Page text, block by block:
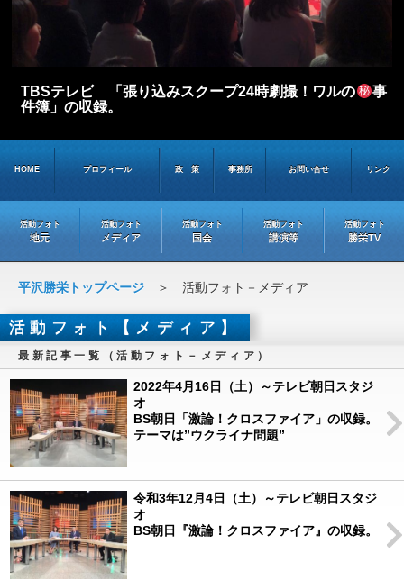
TBSテレビ 「張り込みスクープ24時劇撮！ワルの
事
件簿」の収録。
HOME プロフィール 政 策 事務所 お問い合せ リンク
活動フォト
地元
活動フォト
メディア
活動フォト
国会
活動フォト
講演等
活動フォト
勝栄TV
平沢勝栄トップページ ＞ 活動フォト－メディア
活動フォト【メディア】
最新記事一覧（活動フォト－メディア）
2022年4月16日（土）～テレビ朝日スタジ
オ
BS朝日「激論！クロスファイア」の収録。
テーマは”ウクライナ問題”
令和3年12月4日（土）～テレビ朝日スタジ
オ
BS朝日『激論！クロスファイア』の収録。